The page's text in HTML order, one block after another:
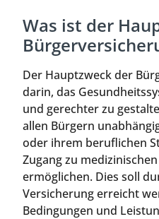
Was ist der
Der Hauptzweck der
darin, das
und gerechter zu
allen Bürgern
oder ihrem beruflichen
Zugang zu
ermöglichen. Dies soll
Versicherung erreicht
Bedingungen und